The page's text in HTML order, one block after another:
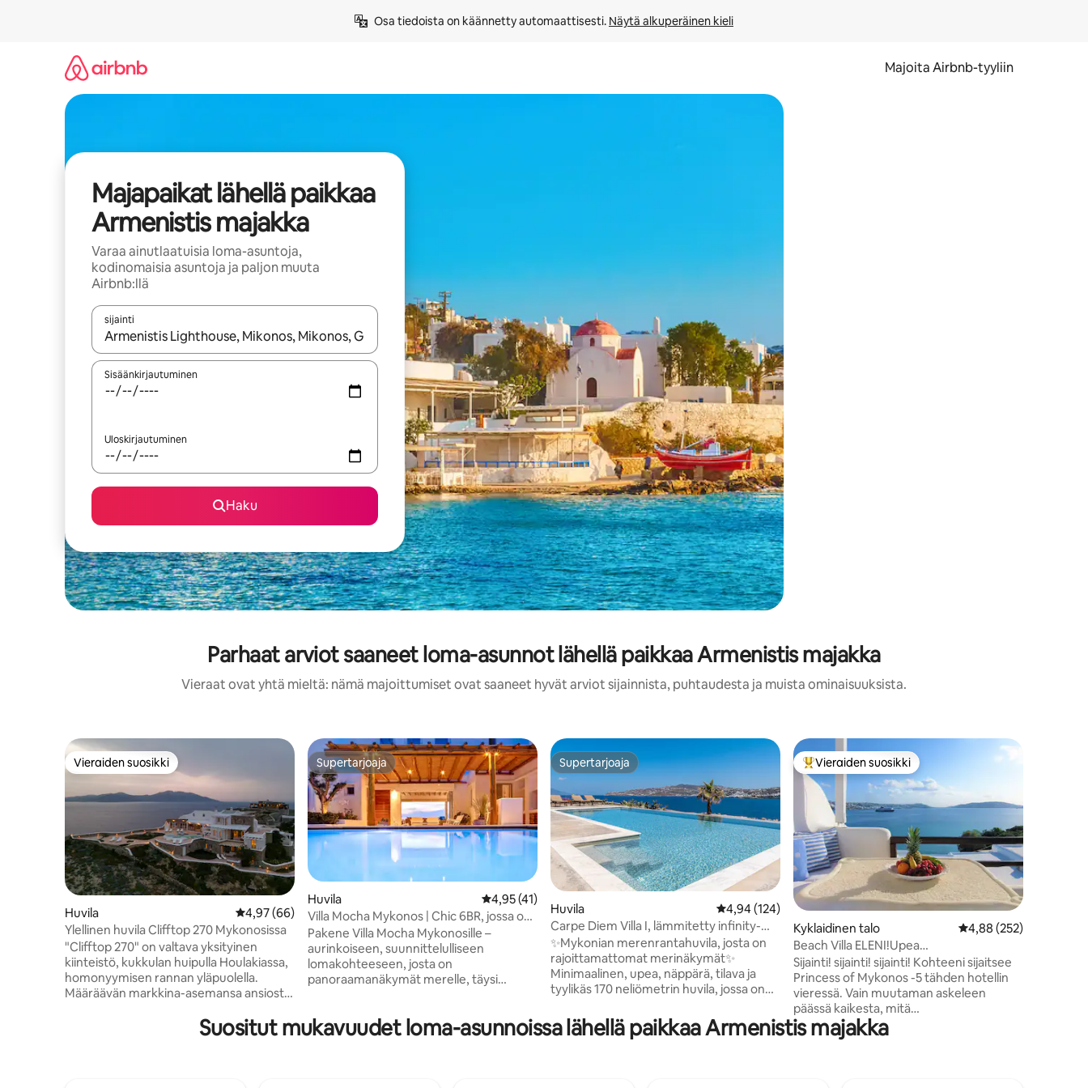
Osa tiedoista on käännetty automaattisesti. Näytä alkuperäinen kieli
Majoita Airbnb-tyyliin
Majapaikat lähellä paikkaa
Armenistis majakka
Varaa ainutlaatuisia loma-asuntoja,
kodinomaisia asuntoja ja paljon muuta
Airbnb:llä
sijainti
Kun tulokset ovat saatavilla, navigoi ylös- ja alas-nuolinäppäimillä tai tutustu koskettamalla tai pyyhkäisemällä.
Sisäänkirjautuminen
Uloskirjautuminen
Haku
Parhaat arviot saaneet loma-asunnot lähellä paikkaa Armenistis majakka
Vieraat ovat yhtä mieltä: nämä majoittumiset ovat saaneet hyvät arviot sijainnista, puhtaudesta ja muista ominaisuuksista.
Vieraiden suosikki
Vieraiden suosikki
Huvila Keskimääräinen arvio 4,97/5, 66 arvostelua
4,97 (66)
Ylellinen huvila Clifftop 270 Mykonosissa
"Clifftop 270" on valtava yksityinen
kiinteistö, kukkulan huipulla Houlakiassa,
homonyymisen rannan yläpuolella.
Määräävän markkina-asemansa ansiosta
Myκonoksen kaupunkiin sekä muille
läheisille saarille, kuten Delos, Syros ja
Supertarjoaja
Supertarjoaja
Huvila Keskimääräinen arvio 4,95/5, 41 arvostelua
4,95 (41)
Villa Mocha Mykonos | Chic 6BR, jossa on
lämmitetty uima-allas
Pakene Villa Mocha Mykonosille –
aurinkoiseen, suunnittelulliseen
lomakohteeseen, josta on
panoraamanäkymät merelle, täysi
kukkulalla lähellä ikonista Faros
Armenististä, ja siinä yhdistyvät tyylikäs
Supertarjoaja
Supertarjoaja
Huvila Keskimääräinen arvio 4,94/5, 124 arvostelua
4,94 (124)
Carpe Diem Villa I, lämmitetty infinity-
allas!
✨Mykonian merenrantahuvila, josta on
rajoittamattomat merinäkymät✨
Minimaalinen, upea, näppärä, tilava ja
tyylikäs 170 neliömetrin huvila, jossa on
26°) 🏡 Ominaisuudet: 🛏️3*
makuuhuonetta (Queen-vuoteet) 🛏️1*
Vieraiden suosikkien parhaimmistoa
Vieraiden suosikki
Kyklaidinen talo Keskimääräinen arvio
4,88 (252)
Beach Villa ELENI!Upea
näköala!Erinomainen sijainti!3BR
Sijainti! sijainti! sijainti! Kohteeni sijaitsee
Princess of Mykonos -5 tähden hotellin
vieressä. Vain muutaman askeleen
päässä kaikesta, mitä
tarvitset!Rantahuvila ELENI 160
neliömetriä! Upea merinäkymä,
Suositut mukavuudet loma-asunnoissa lähellä paikkaa Armenistis majakka